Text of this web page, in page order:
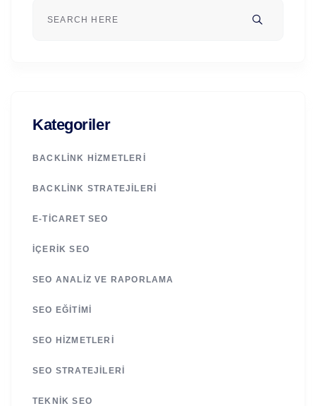
Kategoriler
BACKLINK HIZMETLERI
BACKLINK STRATEJILERI
E-TICARET SEO
İÇERIK SEO
SEO ANALIZ VE RAPORLAMA
SEO EĞITIMI
SEO HIZMETLERI
SEO STRATEJILERI
TEKNIK SEO